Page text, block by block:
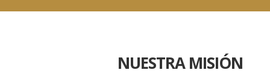
NUESTRA MISIÓN